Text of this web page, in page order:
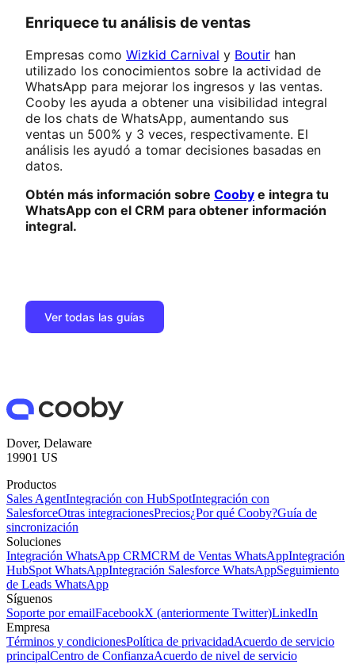
Enriquece tu análisis de ventas
Empresas como Wizkid Carnival y Boutir han
utilizado los conocimientos sobre la actividad de
WhatsApp para mejorar los ingresos y las ventas.
Cooby les ayuda a obtener una visibilidad integral
de los chats de WhatsApp, aumentando sus
ventas un 500% y 3 veces, respectivamente. El
análisis les ayudó a tomar decisiones basadas en
datos.
Obtén más información sobre Cooby e integra tu
WhatsApp con el CRM para obtener información
integral.
Ver todas las guías
Dover, Delaware
19901 US
Productos
Sales AgentIntegración con HubSpotIntegración con
SalesforceOtras integracionesPrecios¿Por qué Cooby?Guía de
sincronización
Soluciones
Integración WhatsApp CRMCRM de Ventas WhatsAppIntegración
HubSpot WhatsAppIntegración Salesforce WhatsAppSeguimiento
de Leads WhatsApp
Síguenos
Soporte por emailFacebookX (anteriormente Twitter)LinkedIn
Empresa
Términos y condicionesPolítica de privacidadAcuerdo de servicio
principalCentro de ConfianzaAcuerdo de nivel de servicio